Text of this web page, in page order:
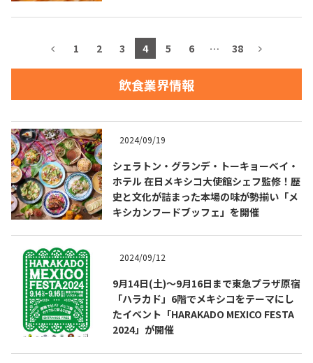
1 2 3 4 5 6 … 38
飲食業界情報
2024/09/19
シェラトン・グランデ・トーキョーベイ・
ホテル 在日メキシコ大使館シェフ監修！歴
史と文化が詰まった本場の味が勢揃い「メ
キシカンフードブッフェ」を開催
2024/09/12
9月14日(土)～9月16日まで東急プラザ原宿
「ハラカド」6階でメキシコをテーマにし
たイベント「HARAKADO MEXICO FESTA
2024」が開催